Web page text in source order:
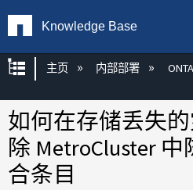
Knowledge Base
扩展/隐缩全局层次
主页 内部部署
如何在存储丢失
除 MetroCluster
合条目